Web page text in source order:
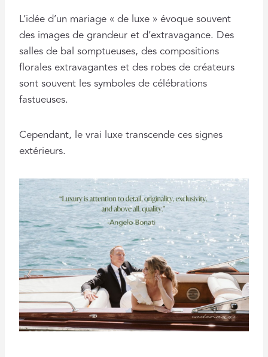
L’idée d’un mariage « de luxe » évoque souvent
des images de grandeur et d’extravagance. Des
salles de bal somptueuses, des compositions
florales extravagantes et des robes de créateurs
sont souvent les symboles de célébrations
fastueuses.
Cependant, le vrai luxe transcende ces signes
extérieurs.